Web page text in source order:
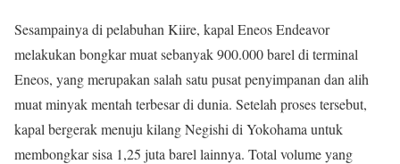
Sesampainya di pelabuhan Kiire, kapal Eneos Endeavor
melakukan bongkar muat sebanyak 900.000 barel di terminal
Eneos, yang merupakan salah satu pusat penyimpanan dan alih
muat minyak mentah terbesar di dunia. Setelah proses tersebut,
kapal bergerak menuju kilang Negishi di Yokohama untuk
membongkar sisa 1,25 juta barel lainnya. Total volume yang